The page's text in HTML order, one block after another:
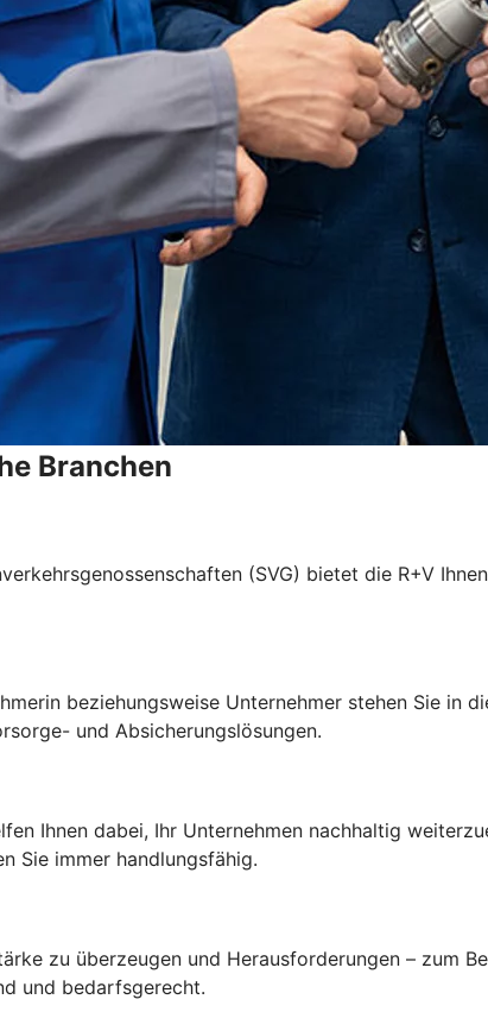
Branchen
(SVG) bietet die R+V
beziehungsweise Unternehmer stehen Sie in
und Absicherungslösungen.
Ihnen dabei, Ihr Unternehmen nachhaltig
Sie immer handlungsfähig.
zu überzeugen und Herausforderungen – zum
und bedarfsgerecht.